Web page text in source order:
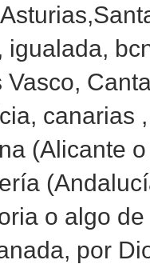
igualada,
canarias
(Alicante
o algo
por